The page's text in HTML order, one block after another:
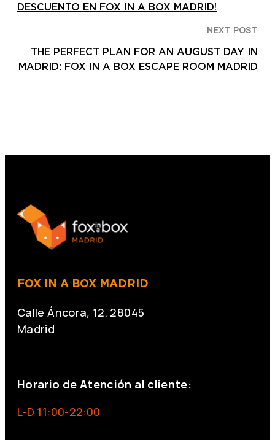
DESCUENTO EN FOX IN A BOX MADRID!
NEXT POST
THE PERFECT PLAN FOR AN AUGUST DAY IN
MADRID: FOX IN A BOX ESCAPE ROOM MADRID
FOX IN A BOX MADRID
Calle Áncora, 12. 28045
Madrid
Horario de Atención al cliente:
L-D 11:00-22:00